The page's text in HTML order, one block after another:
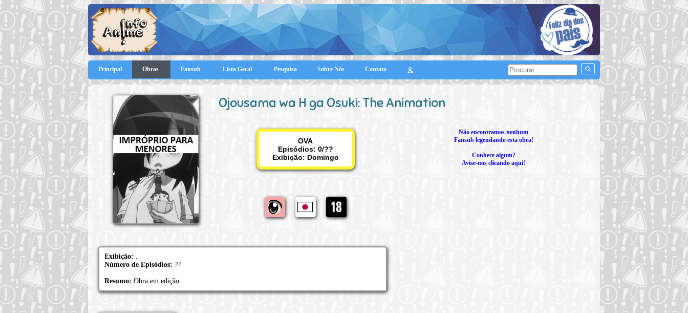
Principal Obras Fansub Lista Geral Pesquisa Sobre Nós Contato
Ojousama wa H ga Osuki: The Animation
OVA
Episódios: 0/??
Exibição: Domingo
Não encontramos nenhum
Fansub legendando esta obra!
Conhece algum?
Avise-nos clicando aqui!
Exibição: .
Número de Episódios: ??
Resumo: Obra em edição.